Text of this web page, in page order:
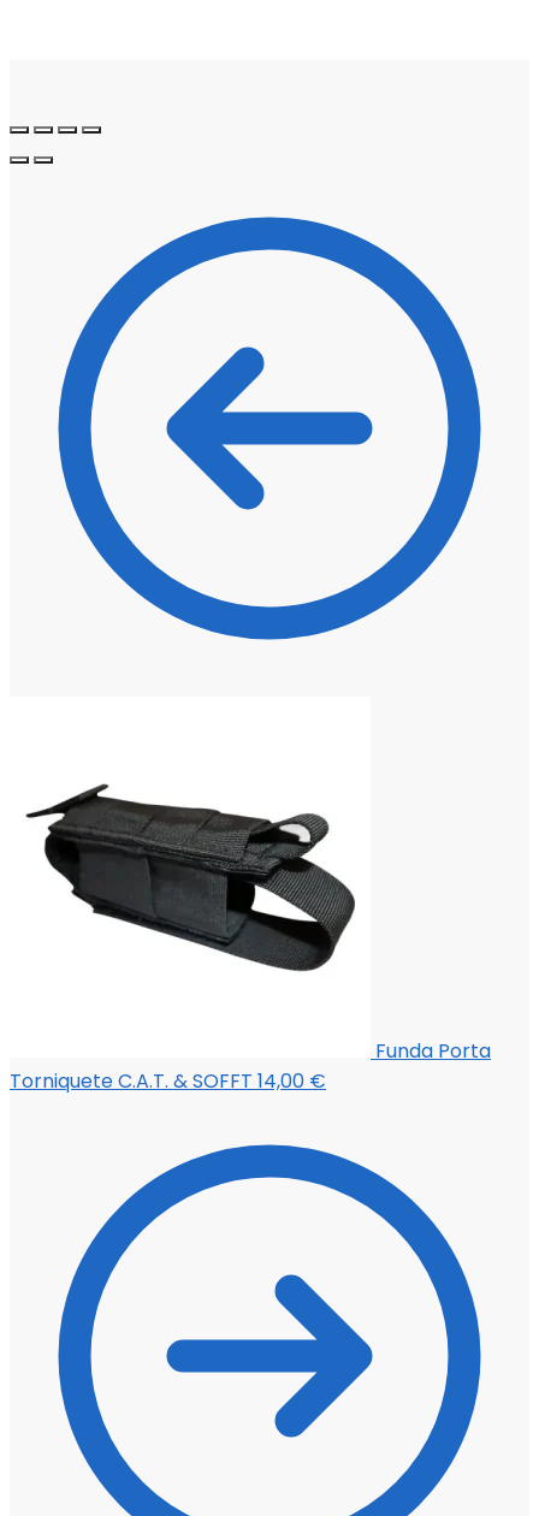
Funda Porta
Torniquete C.A.T. & SOFFT 14,00 €